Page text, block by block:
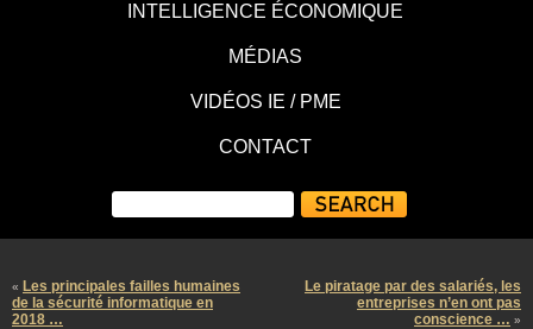
INTELLIGENCE ÉCONOMIQUE
MÉDIAS
VIDÉOS IE / PME
CONTACT
« Les principales failles humaines
de la sécurité informatique en
2018 …
Le piratage par des salariés, les
entreprises n’en ont pas
conscience … »